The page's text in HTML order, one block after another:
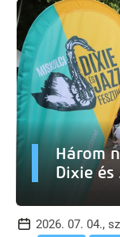
Három
Dixie
2026. 07. 04.,